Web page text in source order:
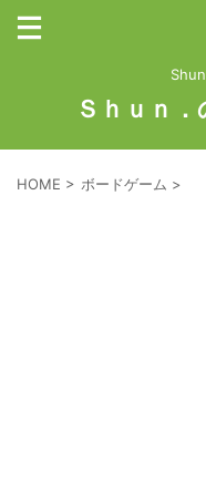
Ｓｈｕｎ
HOME > ボードゲーム >